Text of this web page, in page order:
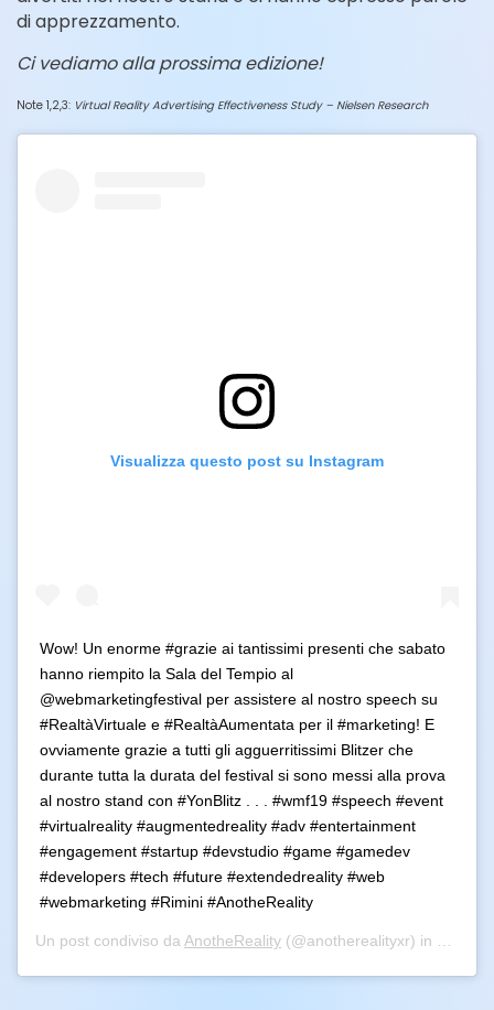
di apprezzamento.
Ci vediamo alla prossima edizione!
Note 1,2,3: Virtual Reality Advertising Effectiveness Study – Nielsen Research
Visualizza questo post su Instagram
Wow! Un enorme #grazie ai tantissimi presenti che sabato
hanno riempito la Sala del Tempio al
@webmarketingfestival per assistere al nostro speech su
#RealtàVirtuale e #RealtàAumentata per il #marketing! E
ovviamente grazie a tutti gli agguerritissimi Blitzer che
durante tutta la durata del festival si sono messi alla prova
al nostro stand con #YonBlitz . . . #wmf19 #speech #event
#virtualreality #augmentedreality #adv #entertainment
#engagement #startup #devstudio #game #gamedev
#developers #tech #future #extendedreality #web
#webmarketing #Rimini #AnotheReality
Un post condiviso da AnotheReality (@anotherealityxr) in data: